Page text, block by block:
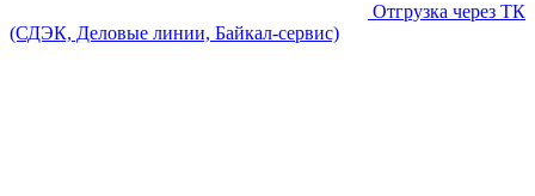
Отгрузка через ТК
(СДЭК, Деловые линии, Байкал-сервис)